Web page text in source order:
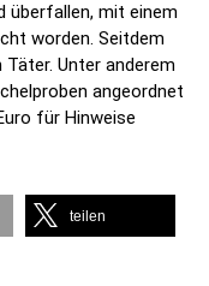
überfallen, mit einem
worden. Seitdem
Unter anderem
angeordnet
für Hinweise
teilen